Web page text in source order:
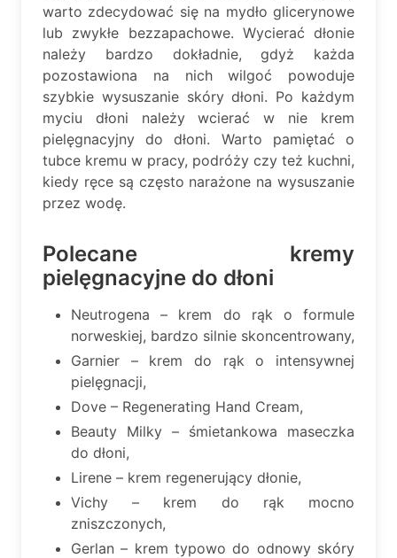
warto zdecydować się na mydło glicerynowe
lub zwykłe bezzapachowe. Wycierać dłonie
należy bardzo dokładnie, gdyż każda
pozostawiona na nich wilgoć powoduje
szybkie wysuszanie skóry dłoni. Po każdym
myciu dłoni należy wcierać w nie krem
pielęgnacyjny do dłoni. Warto pamiętać o
tubce kremu w pracy, podróży czy też kuchni,
kiedy ręce są często narażone na wysuszanie
przez wodę.
Polecane kremy
pielęgnacyjne do dłoni
Neutrogena – krem do rąk o formule
norweskiej, bardzo silnie skoncentrowany,
Garnier – krem do rąk o intensywnej
pielęgnacji,
Dove – Regenerating Hand Cream,
Beauty Milky – śmietankowa maseczka
do dłoni,
Lirene – krem regenerujący dłonie,
Vichy – krem do rąk mocno
zniszczonych,
Gerlan – krem typowo do odnowy skóry